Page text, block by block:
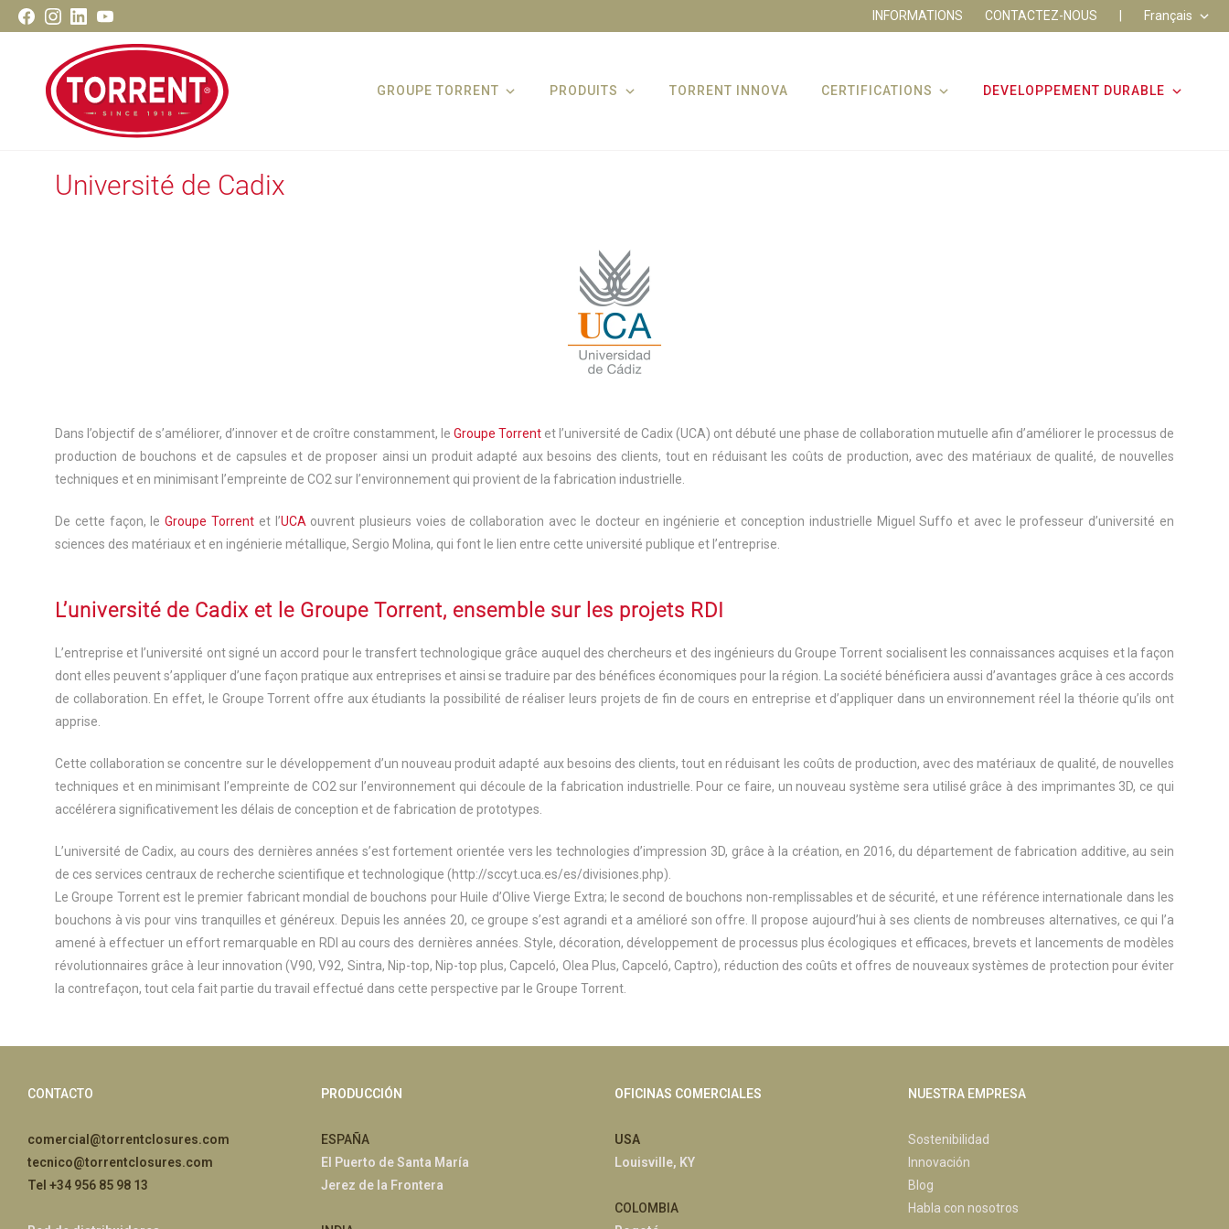
Aller
au
FacebookInstagram
LinkedInYoutube INFORMATIONS CONTACTEZ-NOUS Français
GROUPE TORRENT PRODUITS TORRENT INNOVA CERTIFICATIONS DEVELOPPEMENT DURABLE
Université de Cadix
Dans l’objectif de s’améliorer, d’innover et de croître constamment, le Groupe Torrent et l’université de Cadix (UCA) ont débuté une phase de collaboration mutuelle afin d’améliorer le processus de
production de bouchons et de capsules et de proposer ainsi un produit adapté aux besoins des clients, tout en réduisant les coûts de production, avec des matériaux de qualité, de nouvelles
techniques et en minimisant l’empreinte de CO2 sur l’environnement qui provient de la fabrication industrielle.
De cette façon, leGroupe Torrent et l’UCA ouvrent plusieurs voies de collaboration avec le docteur en ingénierie et conception industrielle Miguel Suffo et avec le professeur d’université en
sciences des matériaux et en ingénierie métallique, Sergio Molina, qui font le lien entre cette université publique et l’entreprise.
L’université de Cadix et le Groupe Torrent, ensemble sur les projets RDI
L’entreprise et l’université ont signé un accord pour le transfert technologique grâce auquel des chercheurs et des ingénieurs du Groupe Torrent socialisent les connaissances acquises et la façon
dont elles peuvent s’appliquer d’une façon pratique aux entreprises et ainsi se traduire par des bénéfices économiques pour la région. La société bénéficiera aussi d’avantages grâce à ces accords
de collaboration. En effet, le Groupe Torrent offre aux étudiants la possibilité de réaliser leurs projets de fin de cours en entreprise et d’appliquer dans un environnement réel la théorie qu’ils ont
apprise.
Cette collaboration se concentre sur le développement d’un nouveau produit adapté aux besoins des clients, tout en réduisant les coûts de production, avec des matériaux de qualité, de nouvelles
techniques et en minimisant l’empreinte de CO2 sur l’environnement qui découle de la fabrication industrielle. Pour ce faire, un nouveau système sera utilisé grâce à des imprimantes 3D, ce qui
accélérera significativement les délais de conception et de fabrication de prototypes.
L’université de Cadix, au cours des dernières années s’est fortement orientée vers les technologies d’impression 3D, grâce à la création, en 2016, du département de fabrication additive, au sein
de ces services centraux de recherche scientifique et technologique (http://sccyt.uca.es/es/divisiones.php).
Le Groupe Torrent est le premier fabricant mondial de bouchons pour Huile d’Olive Vierge Extra; le second de bouchons non-remplissables et de sécurité, et une référence internationale dans les
bouchons à vis pour vins tranquilles et généreux. Depuis les années 20, ce groupe s’est agrandi et a amélioré son offre. Il propose aujourd’hui à ses clients de nombreuses alternatives, ce qui l’a
amené à effectuer un effort remarquable en RDI au cours des dernières années. Style, décoration, développement de processus plus écologiques et efficaces, brevets et lancements de modèles
révolutionnaires grâce à leur innovation (V90, V92, Sintra, Nip-top, Nip-top plus, Capceló, Olea Plus, Capceló, Captro), réduction des coûts et offres de nouveaux systèmes de protection pour éviter
la contrefaçon, tout cela fait partie du travail effectué dans cette perspective par le Groupe Torrent.
CONTACTO
comercial@torrentclosures.com
tecnico@torrentclosures.com
Tel +34 956 85 98 13
PRODUCCIÓN
ESPAÑA
El Puerto de Santa María
Jerez de la Frontera
OFICINAS COMERCIALES
USA
Louisville, KY
COLOMBIA
NUESTRA EMPRESA
Sostenibilidad
Innovación
Blog
Habla con nosotros